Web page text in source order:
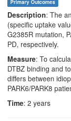
Primary Outcomes
Description: The
(specific uptake
G2385R mutation,
PD, respectively.
Measure: To
DTBZ binding and
differs between
PARK6/PARK8
Time: 2 years